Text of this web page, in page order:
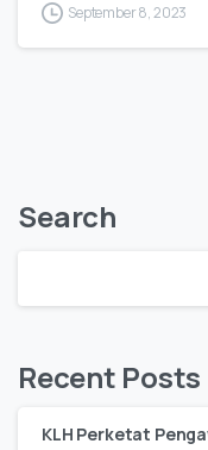
September 8, 2023
Search
Recent Posts
KLH Perketat